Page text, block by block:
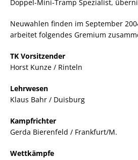
Doppel-Mini-Tramp Spezialist,
Neuwahlen finden im September
arbeitet folgendes Gremium
TK Vorsitzender
Horst Kunze / Rinteln
Lehrwesen
Klaus Bahr / Duisburg
Kampfrichter
Gerda Bierenfeld / Frankfurt/M.
Wettkämpfe